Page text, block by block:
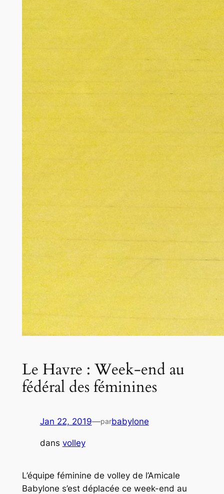
Le Havre : Week-end au
fédéral des féminines
Jan 22, 2019—parbabylone
dans volley
L’équipe féminine de volley de l’Amicale
Babylone s’est déplacée ce week-end au